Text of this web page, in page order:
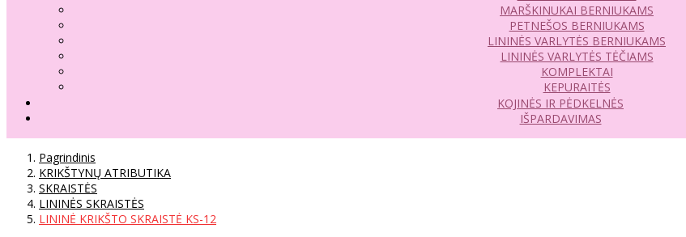
MARŠKINUKAI BERNIUKAMS
PETNEŠOS BERNIUKAMS
LININĖS VARLYTĖS BERNIUKAMS
LININĖS VARLYTĖS TĖČIAMS
KOMPLEKTAI
KEPURAITĖS
KOJINĖS IR PĖDKELNĖS
IŠPARDAVIMAS
Pagrindinis
KRIKŠTYNŲ ATRIBUTIKA
SKRAISTĖS
LININĖS SKRAISTĖS
LININĖ KRIKŠTO SKRAISTĖ KS-12